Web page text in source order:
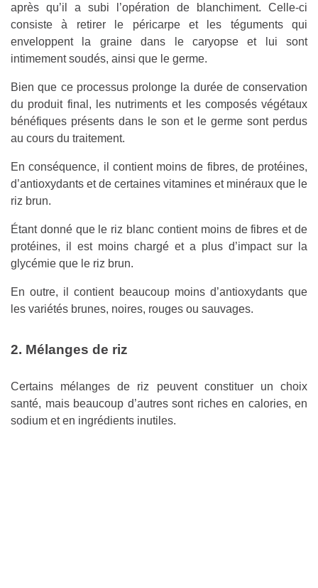
après qu’il a subi l’opération de blanchiment. Celle-ci
consiste à retirer le péricarpe et les téguments qui
enveloppent la graine dans le caryopse et lui sont
intimement soudés, ainsi que le germe.
Bien que ce processus prolonge la durée de conservation
du produit final, les nutriments et les composés végétaux
bénéfiques présents dans le son et le germe sont perdus
au cours du traitement.
En conséquence, il contient moins de fibres, de protéines,
d’antioxydants et de certaines vitamines et minéraux que le
riz brun.
Étant donné que le riz blanc contient moins de fibres et de
protéines, il est moins chargé et a plus d’impact sur la
glycémie que le riz brun.
En outre, il contient beaucoup moins d’antioxydants que
les variétés brunes, noires, rouges ou sauvages.
2. Mélanges de riz
Certains mélanges de riz peuvent constituer un choix
santé, mais beaucoup d’autres sont riches en calories, en
sodium et en ingrédients inutiles.